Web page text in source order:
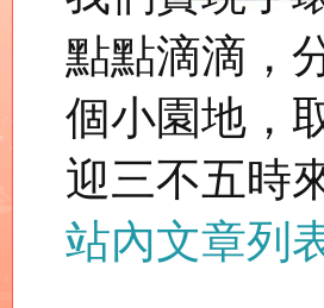
點點滴滴，
個小園地，
迎三不五時
站內文章列